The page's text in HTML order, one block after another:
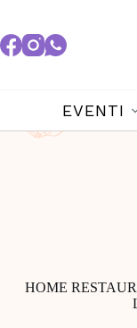
EVENTI
HOME